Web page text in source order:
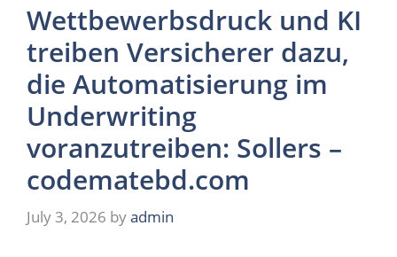
Wettbewerbsdruck und KI
treiben Versicherer dazu,
die Automatisierung im
Underwriting
voranzutreiben: Sollers –
codematebd.com
July 3, 2026 byadmin